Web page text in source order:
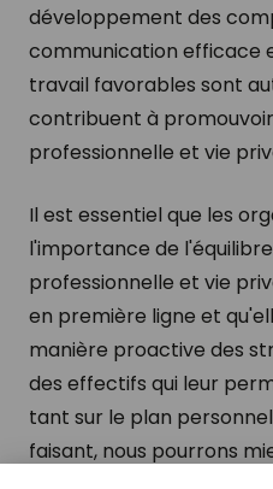
développement des
communication efficace
travail favorables sont
contribuent à
professionnelle et vie
Il est essentiel que les
l'importance de
professionnelle et vie
en première ligne et
manière proactive des
des effectifs qui leur
tant sur le plan
faisant, nous pourrons